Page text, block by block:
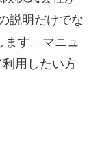
説明だけでな
ます。マニュ
用したい方